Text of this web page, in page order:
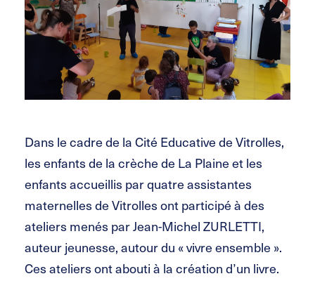
Dans le cadre de la Cité Educative de Vitrolles,
les enfants de la crèche de La Plaine et les
enfants accueillis par quatre assistantes
maternelles de Vitrolles ont participé à des
ateliers menés par Jean-Michel ZURLETTI,
auteur jeunesse, autour du « vivre ensemble ».
Ces ateliers ont abouti à la création d’un livre.